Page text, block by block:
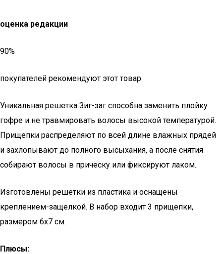
оценка редакции
90%
покупателей рекомендуют этот товар
Уникальная решетка Зиг-заг способна заменить плойку
гофре и не травмировать волосы высокой температурой.
Прищепки распределяют по всей длине влажных прядей
и захлопывают до полного высыхания, а после снятия
собирают волосы в прическу или фиксируют лаком.
Изготовлены решетки из пластика и оснащены
креплением-защелкой. В набор входит 3 прищепки,
размером 6х7 см.
Плюсы: